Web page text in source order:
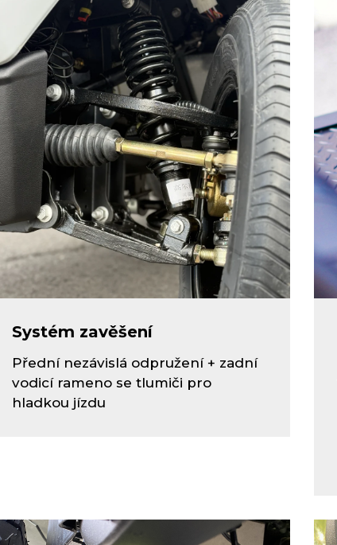
Systém zavěšení
Přední nezávislá odpružení + zadní
vodicí rameno se tlumiči pro
hladkou jízdu